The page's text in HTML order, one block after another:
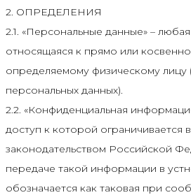
2. ОПРЕДЕЛЕНИЯ
2.1. «Персональные данные» –
относящаяся к прямо или
определяемому физическому лицу
персональных данных).
2.2. «Конфиденциальная
доступ к которой ограничивается
законодательством Российской
передаче такой информации в
обозначается как таковая при